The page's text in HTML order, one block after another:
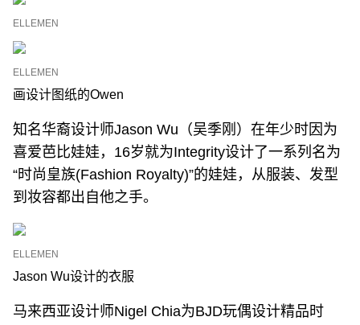
ELLEMEN
ELLEMEN
画设计图纸的Owen
知名华裔设计师Jason Wu（吴季刚）在年少时因为
喜爱芭比娃娃，16岁就为Integrity设计了一系列名为
“时尚皇族(Fashion Royalty)”的娃娃，从服装、发型
到妆容都出自他之手。
ELLEMEN
Jason Wu设计的衣服
马来西亚设计师Nigel Chia为BJD玩偶设计精品时